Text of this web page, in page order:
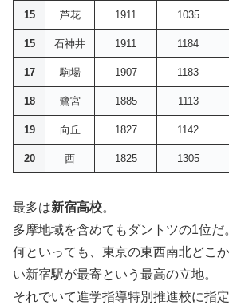
15 芦花 1911 1035
15 石神井 1911 1184
17 駒場 1907 1183
18 鷺宮 1885 1113
19 向丘 1827 1142
20 西 1825 1305
最多は新宿高校。
多摩地域を含めてもダントツの1位だ
何といっても、東京の東西南北どこ
い新宿駅が最寄という最高の立地。
それでいて進学指導特別推進校に指